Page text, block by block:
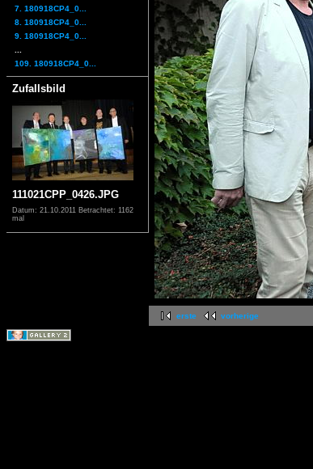
7. 180918CP4_0...
8. 180918CP4_0...
9. 180918CP4_0...
109. 180918CP4_0...
Zufallsbild
111021CPP_0426.JPG
Datum: 21.10.2011 Betrachtet: 1162
mal
erste vorherige